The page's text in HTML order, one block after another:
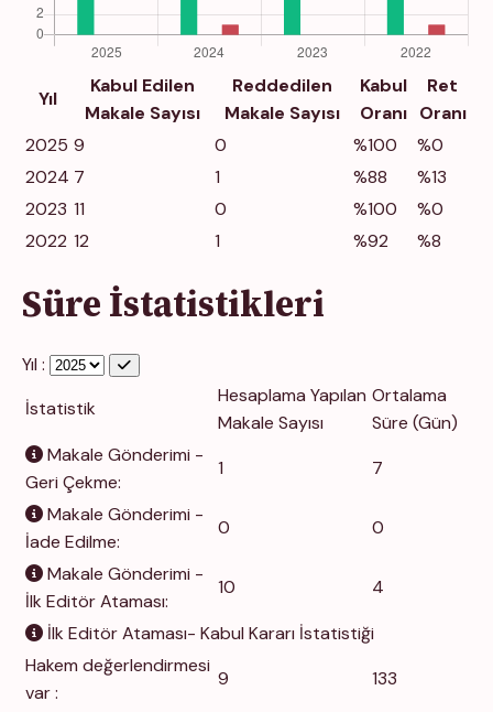
Yıl
Kabul Edilen
Makale Sayısı
Reddedilen
Makale Sayısı
Kabul
Oranı
Ret
Oranı
2025 9 0 %100
%0
2024 7 1 %88
%13
2023 11 0 %100
%0
2022 12 1 %92 %8
Süre İstatistikleri
Yıl :
İstatistik
Hesaplama Yapılan
Makale Sayısı
Ortalama
Süre (Gün)
Makale Gönderimi -
Geri Çekme:
1
7
Makale Gönderimi -
İade Edilme:
0
0
Makale Gönderimi -
İlk Editör Ataması:
10
4
İlk Editör Ataması- Kabul Kararı İstatistiği
Hakem değerlendirmesi
var :
9
133